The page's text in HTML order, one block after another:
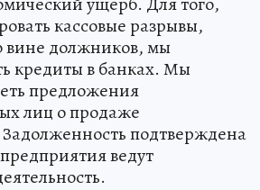
кассовые разрывы,
должников, мы
кредиты в банках. Мы
предложения
лиц о продаже
подтверждена
ведут